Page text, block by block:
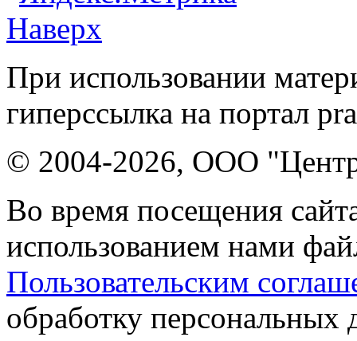
Наверх
При использовании
гиперссылка на портал
© 2004-2026, ООО "Центр
Во время посещения
использованием нами
Пользовательским
обработку персональных